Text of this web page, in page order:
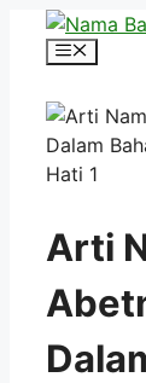
Langsung
Menu
Arti